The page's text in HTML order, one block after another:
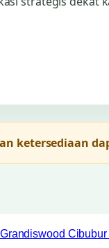
ketersediaan